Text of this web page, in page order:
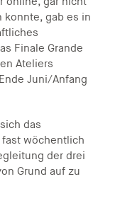
konnte, gab es in
Finale Grande
Ateliers
Juni/Anfang
das
wöchentlich
der drei
Grund auf zu